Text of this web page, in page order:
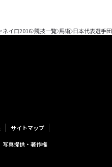
ネイロ2016 競技一覧 馬術 日本代表選手団
サイトマップ
写真提供・著作権